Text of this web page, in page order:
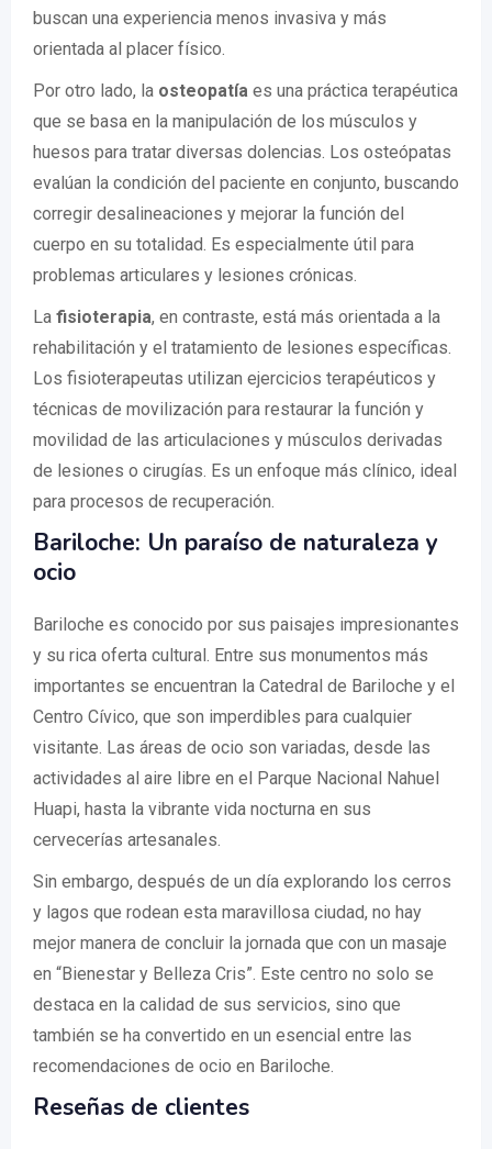
buscan una experiencia menos invasiva y más
orientada al placer físico.
Por otro lado, la osteopatía es una práctica terapéutica
que se basa en la manipulación de los músculos y
huesos para tratar diversas dolencias. Los osteópatas
evalúan la condición del paciente en conjunto, buscando
corregir desalineaciones y mejorar la función del
cuerpo en su totalidad. Es especialmente útil para
problemas articulares y lesiones crónicas.
La fisioterapia, en contraste, está más orientada a la
rehabilitación y el tratamiento de lesiones específicas.
Los fisioterapeutas utilizan ejercicios terapéuticos y
técnicas de movilización para restaurar la función y
movilidad de las articulaciones y músculos derivadas
de lesiones o cirugías. Es un enfoque más clínico, ideal
para procesos de recuperación.
Bariloche: Un paraíso de naturaleza y
ocio
Bariloche es conocido por sus paisajes impresionantes
y su rica oferta cultural. Entre sus monumentos más
importantes se encuentran la Catedral de Bariloche y el
Centro Cívico, que son imperdibles para cualquier
visitante. Las áreas de ocio son variadas, desde las
actividades al aire libre en el Parque Nacional Nahuel
Huapi, hasta la vibrante vida nocturna en sus
cervecerías artesanales.
Sin embargo, después de un día explorando los cerros
y lagos que rodean esta maravillosa ciudad, no hay
mejor manera de concluir la jornada que con un masaje
en “Bienestar y Belleza Cris”. Este centro no solo se
destaca en la calidad de sus servicios, sino que
también se ha convertido en un esencial entre las
recomendaciones de ocio en Bariloche.
Reseñas de clientes